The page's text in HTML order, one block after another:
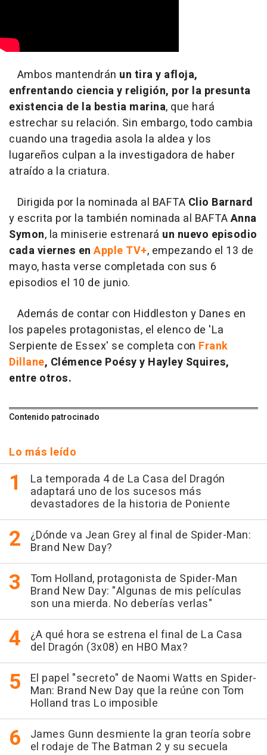
Ambos mantendrán un tira y afloja,
enfrentando ciencia y religión, por la presunta
existencia de la bestia marina, que hará
estrechar su relación. Sin embargo, todo cambia
cuando una tragedia asola la aldea y los
lugareños culpan a la investigadora de haber
atraído a la criatura.
Dirigida por la nominada al BAFTA Clio Barnard
y escrita por la también nominada al BAFTAAnna
Symon, la miniserie estrenará un nuevo episodio
cada viernes en Apple TV+, empezando el 13 de
mayo, hasta verse completada con sus 6
episodios el 10 de junio.
Además de contar con Hiddleston y Danes en
los papeles protagonistas, el elenco de 'La
Serpiente de Essex' se completa con Frank
Dillane, Clémence Poésy y Hayley Squires,
entre otros.
Contenido patrocinado
Lo más leído
La temporada 4 de La Casa del Dragón
adaptará uno de los sucesos más
devastadores de la historia de Poniente
¿Dónde va Jean Grey al final de Spider-Man:
Brand New Day?
Tom Holland, protagonista de Spider-Man
Brand New Day: "Algunas de mis películas
son una mierda. No deberías verlas"
¿A qué hora se estrena el final de La Casa
del Dragón (3x08) en HBO Max?
El papel "secreto" de Naomi Watts en Spider-
Man: Brand New Day que la reúne con Tom
Holland tras Lo imposible
James Gunn desmiente la gran teoría sobre
el rodaje de The Batman 2 y su secuela